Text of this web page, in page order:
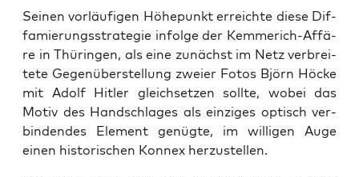
Sei­nen vor­läu­fi­gen Höhe­punkt erreich­te die­se Dif­
fa­mie­rungs­stra­te­gie infol­ge der Kem­me­rich-Affä­
re in Thü­rin­gen, als eine zunächst im Netz ver­brei­
te­te Gegen­über­stel­lung zwei­er Fotos Björn Höcke
mit Adolf Hit­ler gleich­set­zen soll­te, wobei das
Motiv des Hand­schla­ges als ein­zi­ges optisch ver­
bin­den­des Ele­ment genüg­te, im wil­li­gen Auge
einen his­to­ri­schen Kon­nex herzustellen.